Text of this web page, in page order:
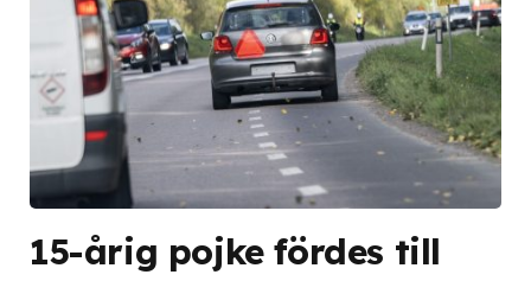
15-årig pojke fördes till